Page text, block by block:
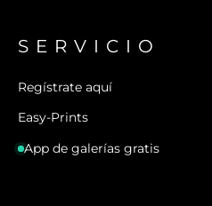
SERVICIO
Regístrate aquí
Easy-Prints
App de galerías gratis